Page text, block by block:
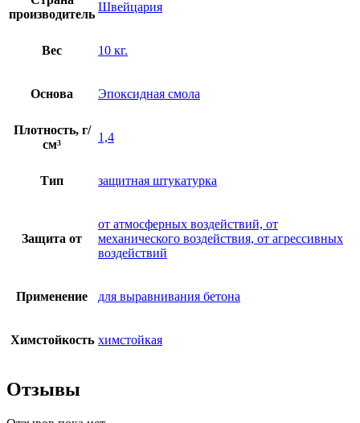
производитель
Швейцария
Вес 10 кг.
Основа Эпоксидная смола
Плотность, г/
см³
1,4
Тип защитная штукатурка
Защита от
от атмосферных воздействий, от
механического воздействия, от агрессивных
воздействий
Применение для выравнивания бетона
Химстойкость химстойкая
Отзывы